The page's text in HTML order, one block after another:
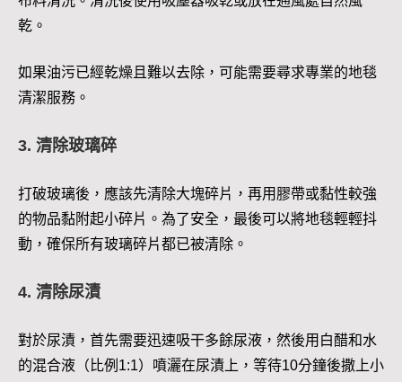
乾。
如果油污已經乾燥且難以去除，可能需要尋求專業的地毯
清潔服務。
3. 清除玻璃碎
打破玻璃後，應該先清除大塊碎片，再用膠帶或黏性較強
的物品黏附起小碎片。為了安全，最後可以將地毯輕輕抖
動，確保所有玻璃碎片都已被清除。
4. 清除尿漬
對於尿漬，首先需要迅速吸干多餘尿液，然後用白醋和水
的混合液（比例1:1）噴灑在尿漬上，等待10分鐘後撒上小